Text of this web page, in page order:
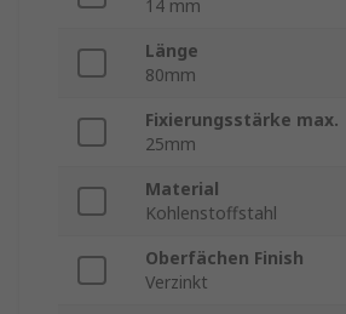
14 mm
Länge
80mm
Fixierungsstärke max.
25mm
Material
Kohlenstoffstahl
Oberfächen Finish
Verzinkt